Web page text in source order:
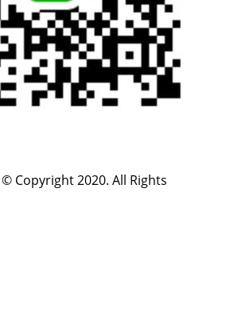
Copyright 2020. All Rights